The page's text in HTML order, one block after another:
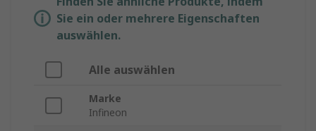
Sie ein oder mehrere Eigenschaften
auswählen.
Alle auswählen
Marke
Infineon